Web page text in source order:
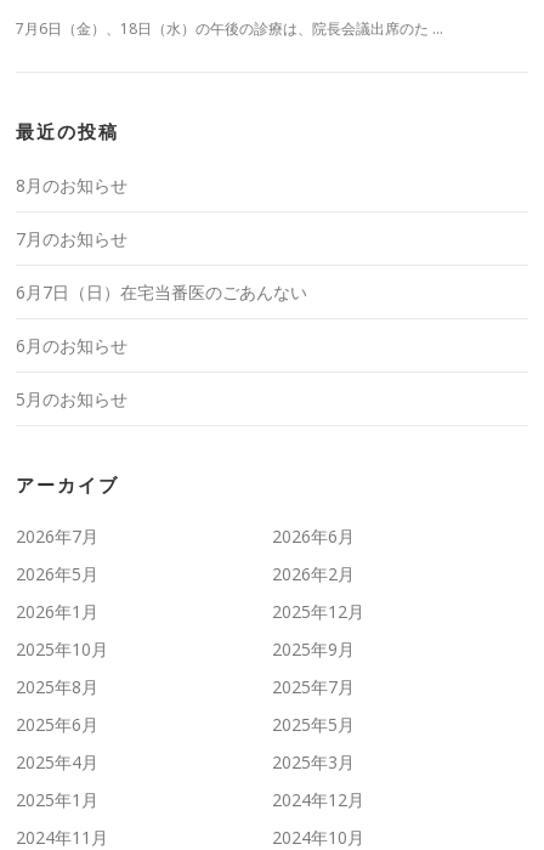
7月6日（金）、18日（水）の午後の診療は、院長会議出席のた …
最近の投稿
8月のお知らせ
7月のお知らせ
6月7日（日）在宅当番医のごあんない
6月のお知らせ
5月のお知らせ
アーカイブ
2026年7月
2026年6月
2026年5月
2026年2月
2026年1月
2025年12月
2025年10月
2025年9月
2025年8月
2025年7月
2025年6月
2025年5月
2025年4月
2025年3月
2025年1月
2024年12月
2024年11月
2024年10月